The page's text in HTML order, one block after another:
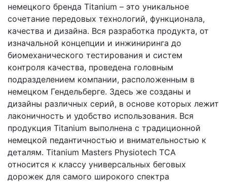
немецкого бренда Titanium – это уникальное
сочетание передовых технологий, функционала,
качества и дизайна. Вся разработка продукта, от
изначальной концепции и инжиниринга до
биомеханического тестирования и систем
контроля качества, проведена головным
подразделением компании, расположенным в
немецком Гендельберге. Здесь же созданы и
дизайны различных серий, в основе которых лежит
лаконичность и удобство использования. Вся
продукция Titanium выполнена с традиционной
немецкой педантичностью и внимательностью к
деталям. Titanium Masters Physiotech TCA
относится к классу универсальных беговых
дорожек для самого широкого спектра